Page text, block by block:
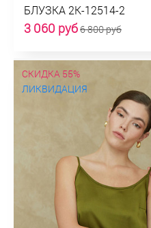
БЛУЗКА 2К-12514-2
3 060 руб6 800 руб
СКИДКА 55%
ЛИКВИДАЦИЯ